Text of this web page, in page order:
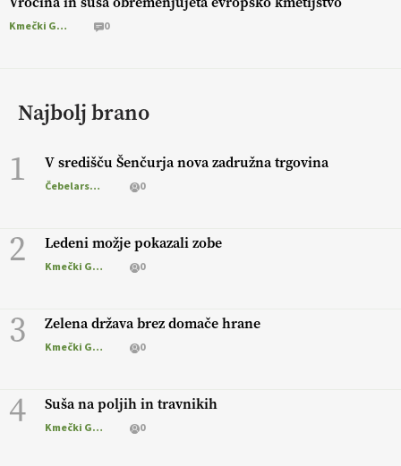
Kmečki Glas 0
Najbolj brano
1 V središču Šenčurja nova zadružna trgovina
Čebelarstvo 0
2 Ledeni možje pokazali zobe
Kmečki Glas 0
3 Zelena država brez domače hrane
Kmečki Glas 0
4 Suša na poljih in travnikih
Kmečki Glas 0